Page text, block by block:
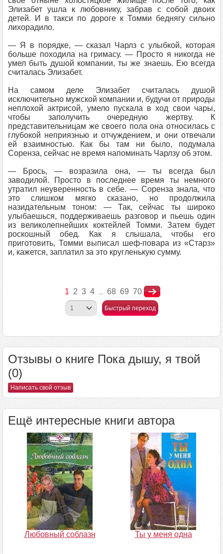
Элизабет ушла к любовнику, забрав с собой двоих
детей. И в такси по дороге к Томми беднягу сильно
лихорадило.
— Я в порядке, — сказал Чарлз с улыбкой, которая
больше походила на гримасу. — Просто я никогда не
умел быть душой компании, ты же знаешь. Ею всегда
считалась Элизабет.
На самом деле Элизабет считалась душой
исключительно мужской компании и, будучи от природы
неплохой актрисой, умело пускала в ход свои чары,
чтобы заполучить очередную жертву. К
представительницам же своего пола она относилась с
глубокой неприязнью и отчуждением, и они отвечали
ей взаимностью. Как бы там ни было, подумала
Соренза, сейчас не время напоминать Чарлзу об этом.
— Брось, — возразила она, — ты всегда был
заводилой. Просто в последнее время ты немного
утратил неуверенность в себе. — Соренза знала, что
это слишком мягко сказано, но продолжила
назидательным тоном: — Так, сейчас ты широко
улыбаешься, поддерживаешь разговор и пьешь один
из великолепнейших коктейлей Томми. Затем будет
роскошный обед. Как я слышала, чтобы его
приготовить, Томми выписал шеф-повара из «Старз»
и, кажется, заплатил за это кругленькую сумму.
1 2 3 4 ... 68 69 70
Быстрый переход
Отзывы о книге Пока дышу, я твой
(0)
Написать свой отзыв
Ещё интересные книги автора
Любовный соблазн Ты у меня одна